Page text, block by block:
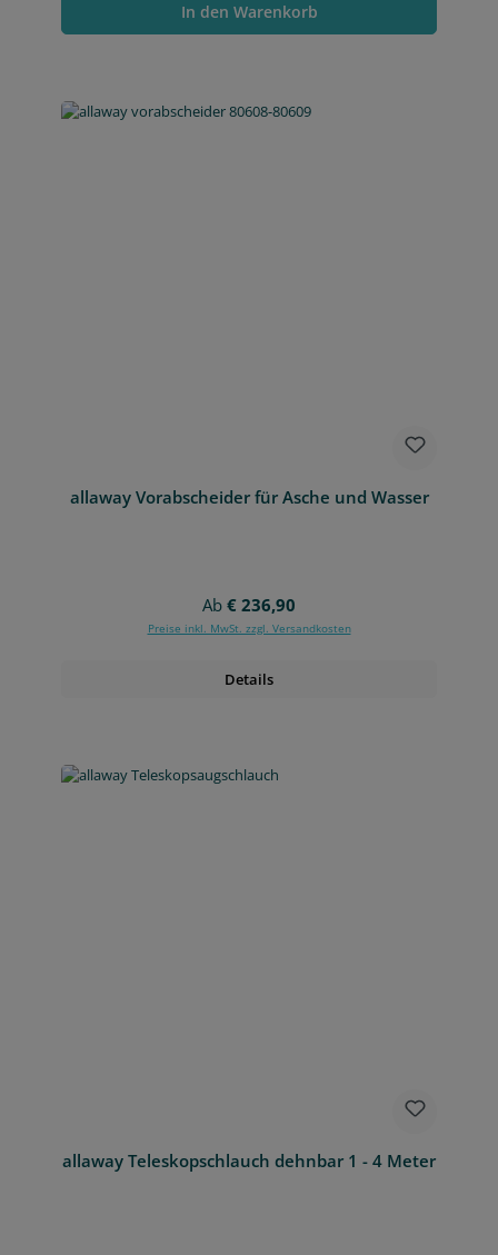
In den Warenkorb
allaway Vorabscheider für Asche und Wasser
Regulärer Preis:
Ab € 236,90
Preise inkl. MwSt. zzgl. Versandkosten
Details
allaway Teleskopschlauch dehnbar 1 - 4 Meter